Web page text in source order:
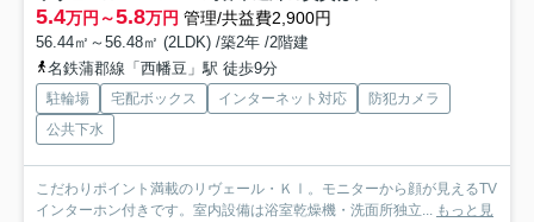
5.4万円～5.8万円 管理/共益費2,900円
56.44㎡～56.48㎡ (2LDK) /築2年 /2階建
名鉄蒲郡線「西幡豆」駅 徒歩9分
駐輪場 宅配ボックス インターネット対応
防犯カメラ
公共下水
こだわりポイント満載のリヴェール・ＫⅠ。モニターから顔が見えるTV
インターホン付きです。室内設備は浴室乾燥機・洗面所独立... もっと見